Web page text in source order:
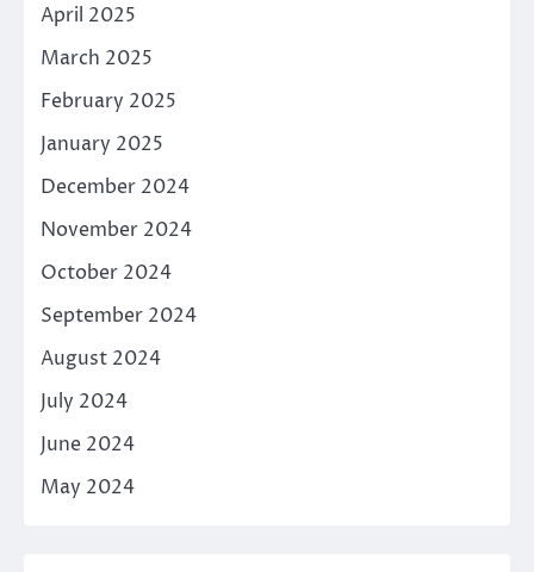
April 2025
March 2025
February 2025
January 2025
December 2024
November 2024
October 2024
September 2024
August 2024
July 2024
June 2024
May 2024